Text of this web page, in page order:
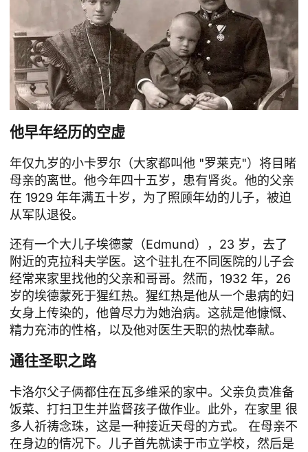
他早年经历的空虚
年仅九岁的小卡罗尔（大家都叫他 "罗莱克"）将目睹
母亲的离世。他今年四十五岁，患有肾炎。他的父亲
在 1929 年年满五十岁，为了照顾年幼的儿子，被迫
从军队退役。
还有一个大儿子埃德蒙（Edmund），23 岁，去了
附近的克拉科夫学医。这个驻扎在不同医院的儿子会
经常来家里找他的父亲和哥哥。然而，1932 年，26
岁的埃德蒙死于猩红热。猩红热是他从一个患病的妇
女身上传染的，他曾尽力为她治病。这就是他慷慨、
精力充沛的性格，以及他对医生天职的热忱奉献。
通往圣职之路
卡洛尔父子俩都住在瓦多维采的家中。父亲负责准备
饭菜、打扫卫生并监督孩子做作业。此外，在家里 很
多人祈祷念珠，这是一种接近天母的方式。
在母亲不
在身边的情况下。儿子首先就读于市立学校，然后是